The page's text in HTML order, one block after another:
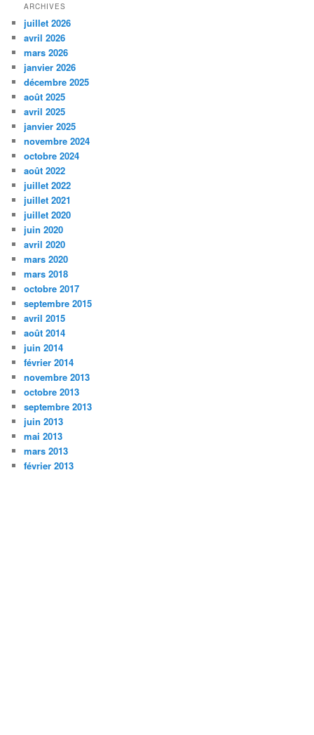
ARCHIVES
juillet 2026
avril 2026
mars 2026
janvier 2026
décembre 2025
août 2025
avril 2025
janvier 2025
novembre 2024
octobre 2024
août 2022
juillet 2022
juillet 2021
juillet 2020
juin 2020
avril 2020
mars 2020
mars 2018
octobre 2017
septembre 2015
avril 2015
août 2014
juin 2014
février 2014
novembre 2013
octobre 2013
septembre 2013
juin 2013
mai 2013
mars 2013
février 2013